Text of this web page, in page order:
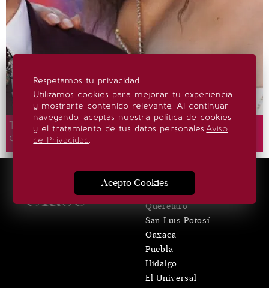
Tom Holland y Zendaya celebran millonaria y
discreta boda en una finca inglesa
Respetamos tu privacidad
Utilizamos cookies para mejorar tu experiencia
y mostrarte contenido relevante. Al continuar
navegando, aceptas nuestra política de cookies
y el tratamiento de tus datos personales.Aviso
de Privacidad.
Acepto Cookies
LOCALES
Querétaro
San Luis Potosí
Oaxaca
Puebla
Hidalgo
El Universal